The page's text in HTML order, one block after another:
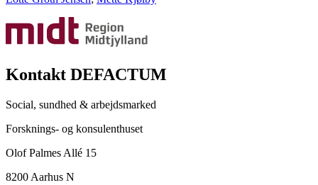
Kontakt DEFACTUM
Social, sundhed & arbejdsmarked
Forsknings- og konsulenthuset
Olof Palmes Allé 15
8200 Aarhus N